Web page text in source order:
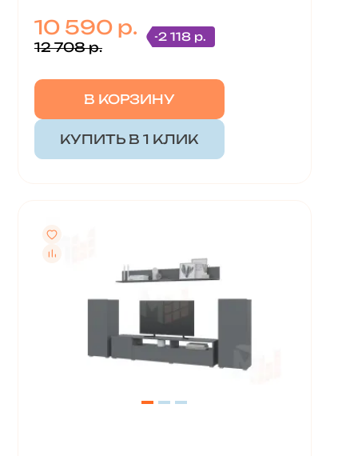
10 590 р.
12 708 р.
-2 118 р.
В КОРЗИНУ
КУПИТЬ В 1 КЛИК